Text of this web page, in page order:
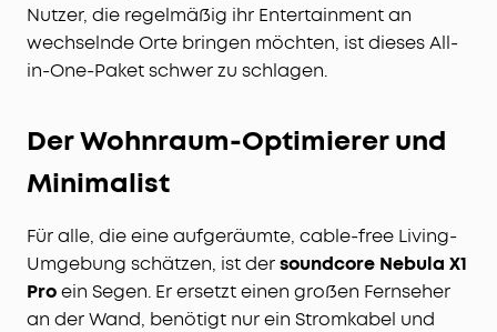
Nutzer, die regelmäßig ihr Entertainment an
wechselnde Orte bringen möchten, ist dieses All-
in-One-Paket schwer zu schlagen.
Der Wohnraum-Optimierer und
Minimalist
Für alle, die eine aufgeräumte, cable-free Living-
Umgebung schätzen, ist dersoundcore Nebula X1
Proein Segen. Er ersetzt einen großen Fernseher
an der Wand, benötigt nur ein Stromkabel und